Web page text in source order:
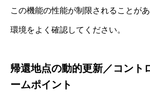
この機能の性能が制限されることが
環境をよく確認してください。
帰還地点の動的更新／コント
ームポイント